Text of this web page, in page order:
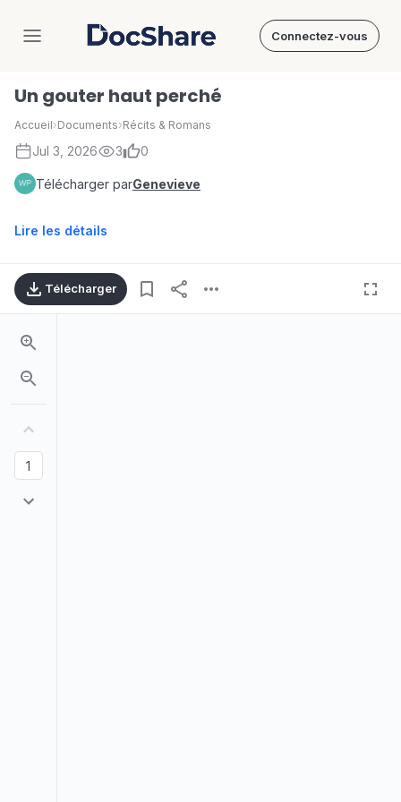
DocShare Connectez-vous
Un gouter haut perché
Accueil›Documents›Récits & Romans
Jul 3, 2026 3 0
Télécharger parGenevieve
Lire les détails
Télécharger